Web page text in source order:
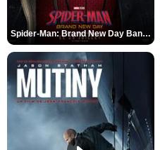
Spider-Man: Brand New Day Bande-annonce VO STFR